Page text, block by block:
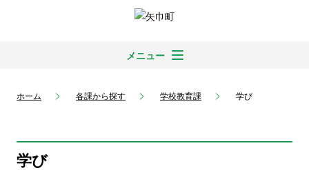
メニュー
ホーム 各課から探す 学校教育課 学び
学び